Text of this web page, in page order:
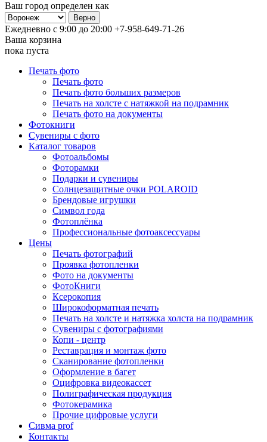
Ваш город определен как
Ежедневно с 9:00 до 20:00 +7-958-649-71-26
Ваша корзина
пока пуста
Печать фото
Печать фото
Печать фото больших размеров
Печать на холсте с натяжкой на подрамник
Печать фото на документы
Фотокниги
Сувениры с фото
Каталог товаров
Фотоальбомы
Фоторамки
Подарки и сувениры
Солнцезащитные очки POLAROID
Брендовые игрушки
Символ года
Фотоплёнка
Профессиональные фотоаксессуары
Цены
Печать фотографий
Проявка фотопленки
Фото на документы
ФотоКниги
Ксерокопия
Широкоформатная печать
Печать на холсте и натяжка холста на подрамник
Сувениры с фотографиями
Копи - центр
Реставрация и монтаж фото
Сканирование фотопленки
Оформление в багет
Оцифровка видеокассет
Полиграфическая продукция
Фотокерамика
Прочие цифровые услуги
Сивма prof
Контакты